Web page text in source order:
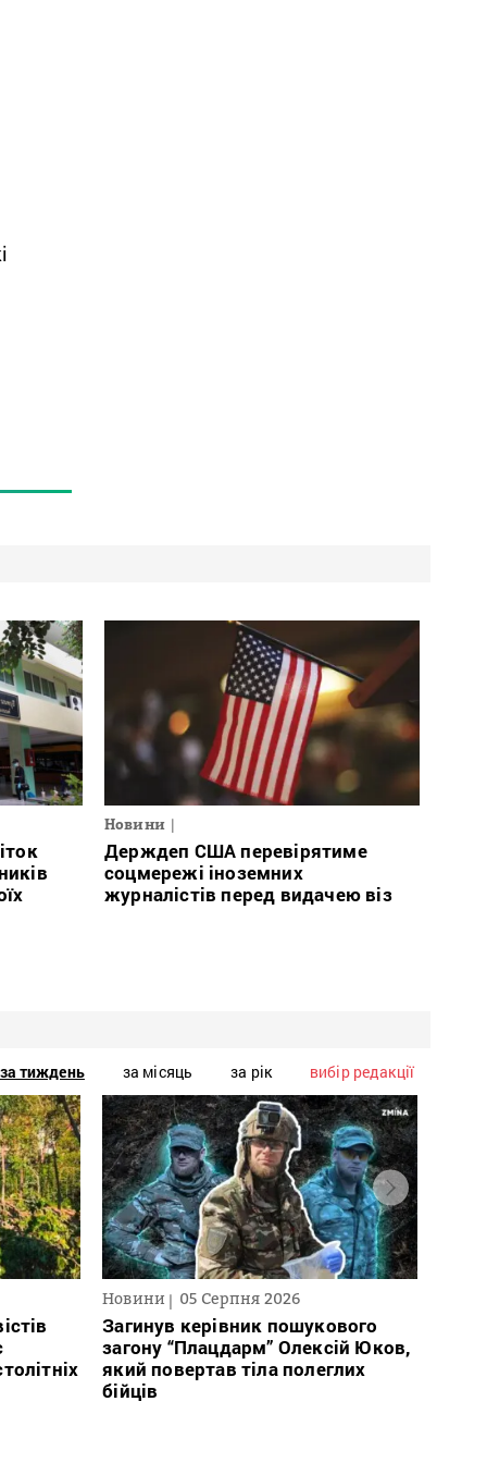
Новини
Держдеп США перевірятиме
соцмережі іноземних
журналістів перед видачею віз
за тиждень за місяць за рік вибір редакції
Новини 05 Серпня 2026
Загинув керівник пошукового
загону “Плацдарм” Олексій Юков,
який повертав тіла полеглих
бійців